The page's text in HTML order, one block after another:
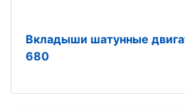
Вкладыши шатунные
680